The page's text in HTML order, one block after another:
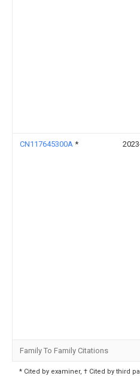
CN117645300A *
Family To Family Citations
* Cited by examiner, † Cited by third